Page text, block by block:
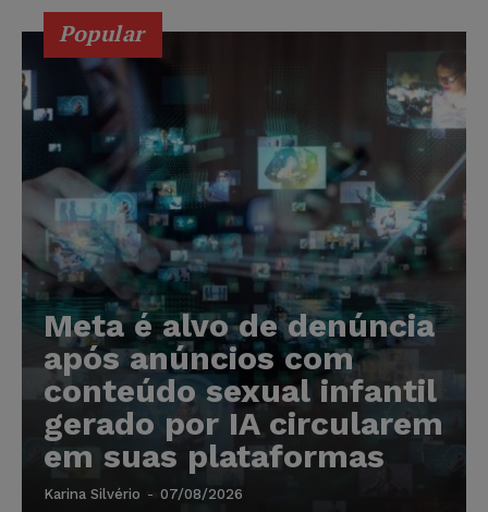
Popular
Meta é alvo de denúncia
após anúncios com
conteúdo sexual infantil
gerado por IA circularem
em suas plataformas
Karina Silvério - 07/08/2026